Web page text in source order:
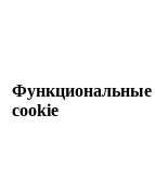
Функциональные
cookie